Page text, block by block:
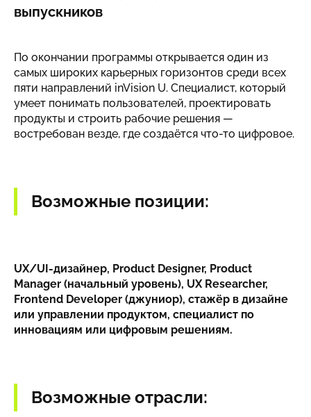
выпускников
По окончании программы открывается один из
самых широких карьерных горизонтов среди всех
пяти направлений inVision U. Специалист, который
умеет понимать пользователей, проектировать
продукты и строить рабочие решения —
востребован везде, где создаётся что-то цифровое.
Возможные позиции:
UX/UI-дизайнер, Product Designer, Product
Manager (начальный уровень), UX Researcher,
Frontend Developer (джуниор), стажёр в дизайне
или управлении продуктом, специалист по
инновациям или цифровым решениям.
Возможные отрасли: